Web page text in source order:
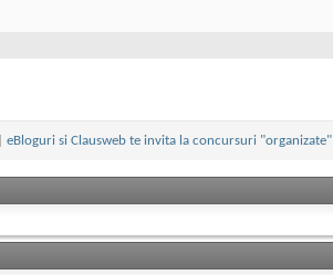
eBloguri si Clausweb te invita la concursuri "organizate"